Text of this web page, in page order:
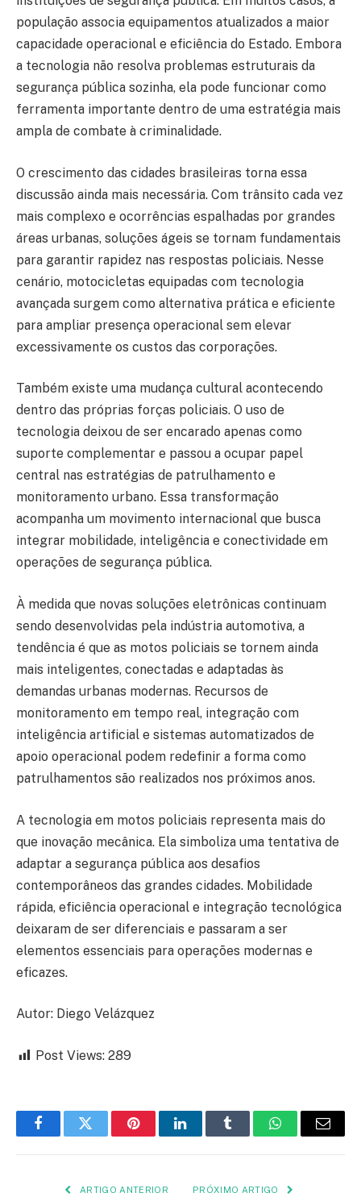
população associa equipamentos atualizados a maior
capacidade operacional e eficiência do Estado. Embora
a tecnologia não resolva problemas estruturais da
segurança pública sozinha, ela pode funcionar como
ferramenta importante dentro de uma estratégia mais
ampla de combate à criminalidade.
O crescimento das cidades brasileiras torna essa
discussão ainda mais necessária. Com trânsito cada vez
mais complexo e ocorrências espalhadas por grandes
áreas urbanas, soluções ágeis se tornam fundamentais
para garantir rapidez nas respostas policiais. Nesse
cenário, motocicletas equipadas com tecnologia
avançada surgem como alternativa prática e eficiente
para ampliar presença operacional sem elevar
excessivamente os custos das corporações.
Também existe uma mudança cultural acontecendo
dentro das próprias forças policiais. O uso de
tecnologia deixou de ser encarado apenas como
suporte complementar e passou a ocupar papel
central nas estratégias de patrulhamento e
monitoramento urbano. Essa transformação
acompanha um movimento internacional que busca
integrar mobilidade, inteligência e conectividade em
operações de segurança pública.
À medida que novas soluções eletrônicas continuam
sendo desenvolvidas pela indústria automotiva, a
tendência é que as motos policiais se tornem ainda
mais inteligentes, conectadas e adaptadas às
demandas urbanas modernas. Recursos de
monitoramento em tempo real, integração com
inteligência artificial e sistemas automatizados de
apoio operacional podem redefinir a forma como
patrulhamentos são realizados nos próximos anos.
A tecnologia em motos policiais representa mais do
que inovação mecânica. Ela simboliza uma tentativa de
adaptar a segurança pública aos desafios
contemporâneos das grandes cidades. Mobilidade
rápida, eficiência operacional e integração tecnológica
deixaram de ser diferenciais e passaram a ser
elementos essenciais para operações modernas e
eficazes.
Autor: Diego Velázquez
Post Views: 289
FacebookTwitter PinterestLinkedInTumblr WhatsAppEmail
ARTIGO ANTERIOR PRÓXIMO ARTIGO